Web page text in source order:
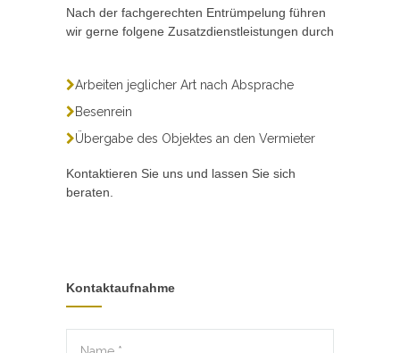
Nach der fachgerechten Entrümpelung führen
wir gerne folgene Zusatzdienstleistungen durch
Arbeiten jeglicher Art nach Absprache
Besenrein
Übergabe des Objektes an den Vermieter
Kontaktieren Sie uns und lassen Sie sich
beraten.
Kontaktaufnahme